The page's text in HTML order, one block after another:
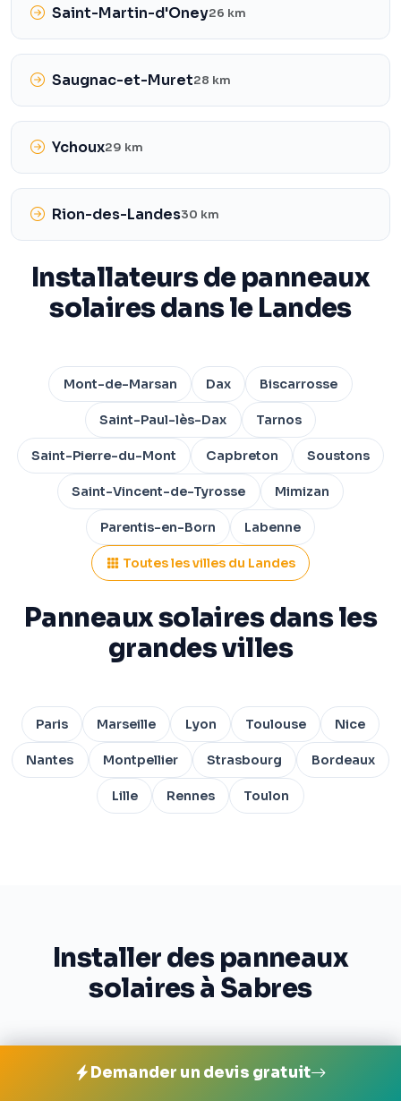
Installer des panneaux
solaires à Sabres
Saint-Martin-d'Oney26 km
Saugnac-et-Muret28 km
Ychoux29 km
Rion-des-Landes30 km
Installateurs de panneaux
solaires dans le Landes
Mont-de-Marsan Dax Biscarrosse
Saint-Paul-lès-Dax Tarnos
Saint-Pierre-du-Mont Capbreton Soustons
Saint-Vincent-de-Tyrosse Mimizan
Parentis-en-Born Labenne
Toutes les villes du Landes
Panneaux solaires dans les
grandes villes
Paris Marseille Lyon Toulouse Nice
Nantes Montpellier Strasbourg Bordeaux
Lille Rennes Toulon
Demander un devis gratuit